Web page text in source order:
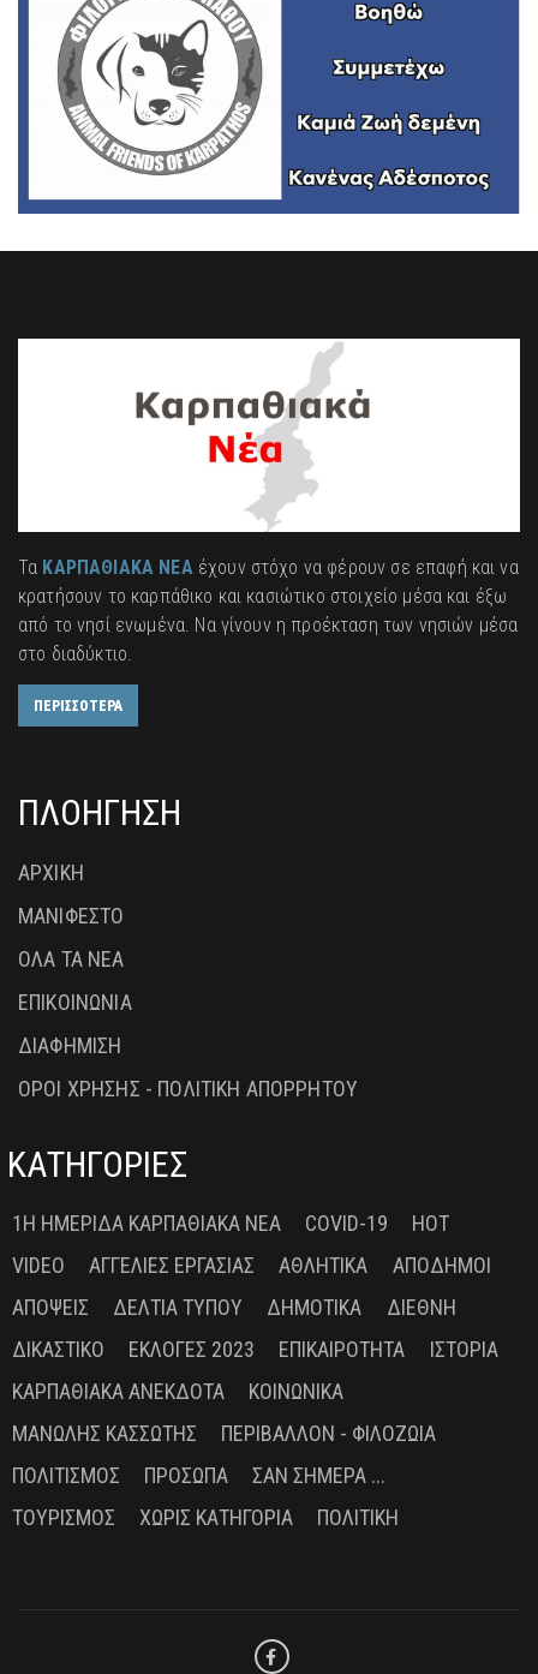
Τα ΚΑΡΠΑΘΙΑΚΑ ΝΕΑέχουν στόχο να φέρουν σε επαφή και να
κρατήσουν το καρπάθικο και κασιώτικο στοιχείο μέσα και έξω
από το νησί ενωμένα. Να γίνουν η προέκταση των νησιών μέσα
στο διαδύκτιο.
ΠΕΡΙΣΣΟΤΕΡΑ
ΠΛΟΗΓΗΣΗ
ΑΡΧΙΚΗ
ΜΑΝΙΦΕΣΤΟ
ΟΛΑ ΤΑ ΝΕΑ
ΕΠΙΚΟΙΝΩΝΙΑ
ΔΙΑΦΗΜΙΣΗ
ΟΡΟΙ ΧΡΗΣΗΣ - ΠΟΛΙΤΙΚΗ ΑΠΟΡΡΗΤΟΥ
ΚΑΤΗΓΟΡΙΕΣ
1Η ΗΜΕΡΊΔΑ ΚΑΡΠΑΘΙΑΚΆ ΝΈΑ COVID-19
HOT
VIDEO
ΑΓΓΕΛΊΕΣ ΕΡΓΑΣΊΑΣ ΑΘΛΗΤΙΚΆ
ΑΠΌΔΗΜΟΙ
ΑΠΌΨΕΙΣ
ΔΕΛΤΊΑ ΤΎΠΟΥ ΔΗΜΟΤΙΚΆ
ΔΙΕΘΝΉ
ΔΙΚΑΣΤΙΚΌ
ΕΚΛΟΓΈΣ 2023 ΕΠΙΚΑΙΡΌΤΗΤΑ
ΙΣΤΟΡΊΑ
ΚΑΡΠΑΘΙΑΚΆ ΑΝΈΚΔΟΤΑ
ΚΟΙΝΩΝΙΚΆ
ΜΑΝΏΛΗΣ ΚΑΣΣΏΤΗΣ
ΠΕΡΙΒΆΛΛΟΝ - ΦΙΛΟΖΩΊΑ
ΠΟΛΙΤΙΣΜΌΣ
ΠΡΌΣΩΠΑ
ΣΑΝ ΣΉΜΕΡΑ ...
ΤΟΥΡΙΣΜΌΣ
ΧΩΡΊΣ ΚΑΤΗΓΟΡΊΑ ΠΟΛΙΤΙΚΉ